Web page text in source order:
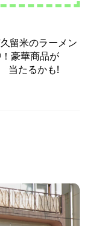
留米のラーメン
豪華商品が
当たるかも!